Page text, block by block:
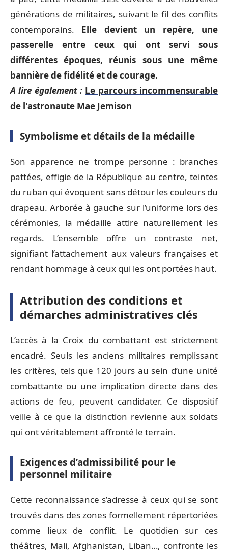
générations de militaires, suivant le fil des conflits
contemporains. Elle devient un repère, une
passerelle entre ceux qui ont servi sous
différentes époques, réunis sous une même
bannière de fidélité et de courage.
A lire également : Le parcours incommensurable
de l'astronaute Mae Jemison
Symbolisme et détails de la médaille
Son apparence ne trompe personne : branches
pattées, effigie de la République au centre, teintes
du ruban qui évoquent sans détour les couleurs du
drapeau. Arborée à gauche sur l’uniforme lors des
cérémonies, la médaille attire naturellement les
regards. L’ensemble offre un contraste net,
signifiant l’attachement aux valeurs françaises et
rendant hommage à ceux qui les ont portées haut.
Attribution des conditions et
démarches administratives clés
L’accès à la Croix du combattant est strictement
encadré. Seuls les anciens militaires remplissant
les critères, tels que 120 jours au sein d’une unité
combattante ou une implication directe dans des
actions de feu, peuvent candidater. Ce dispositif
veille à ce que la distinction revienne aux soldats
qui ont véritablement affronté le terrain.
Exigences d’admissibilité pour le
personnel militaire
Cette reconnaissance s’adresse à ceux qui se sont
trouvés dans des zones formellement répertoriées
comme lieux de conflit. Le quotidien sur ces
théâtres, Mali, Afghanistan, Liban…, confronte les